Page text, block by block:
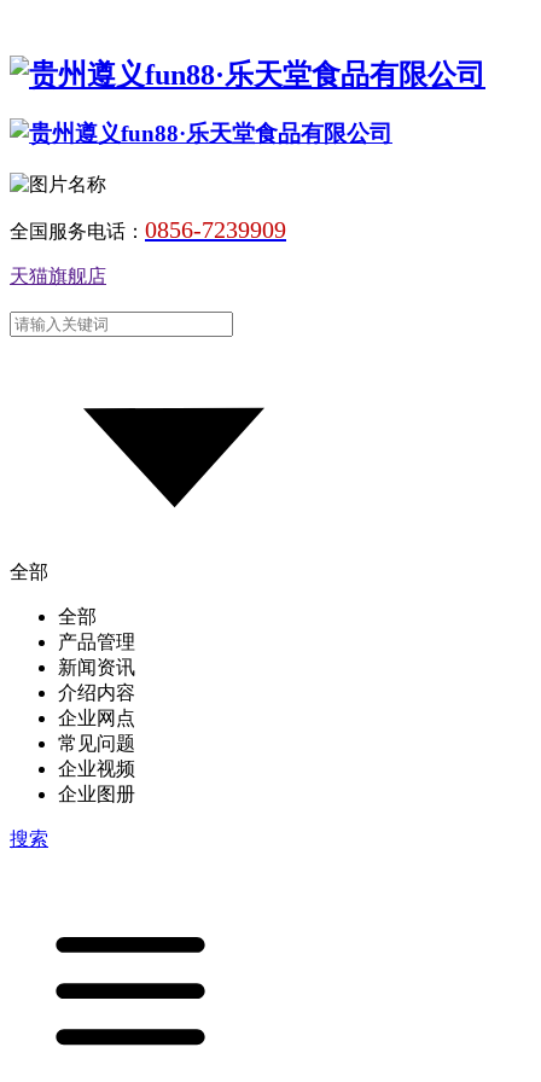
全国服务电话： 0856-7239909
天猫旗舰店
全部
全部
产品管理
新闻资讯
介绍内容
企业网点
常见问题
企业视频
企业图册
搜索